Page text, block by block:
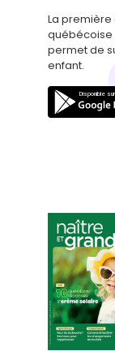
La
québécoise
permet de
enfant.